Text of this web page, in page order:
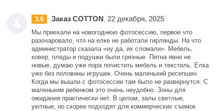
3.6 Заказ COTTON, 22 декабря, 2025
Мы приехали на новогоднюю фотосессию, первое что
разочаровало, что на елке не работали гирлянды. На что
администратор сказала «ну да, их сломали». Мебель,
ковер, пледы и подушки были грязные. Пятна явно не
новые, думаю уже пора почистить мебель и текстиль. Елка
уже без половины игрушек. Очень маленький ресепшен.
Когда мы вышли с фотосессии там было не развернутся. С
маленьким ребенком это очень неудобно. Зоны для
ожидания практически нет. В целом, залы светлые,
уютные, но скорее подходят для коммерческих съемок